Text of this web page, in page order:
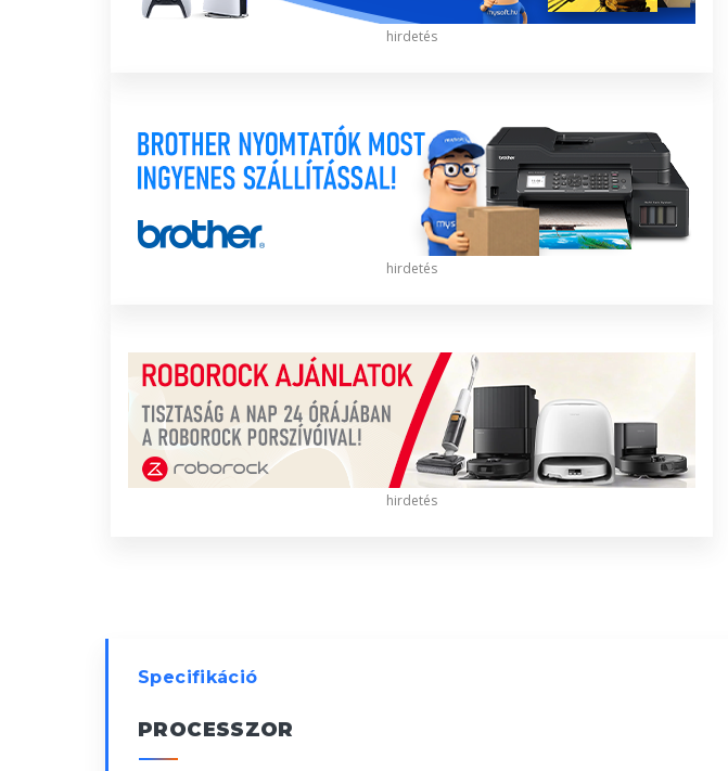
hirdetés
hirdetés
hirdetés
Specifikáció
PROCESSZOR